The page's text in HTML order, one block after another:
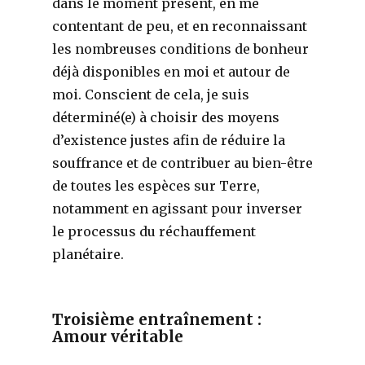
dans le moment présent, en me
contentant de peu, et en reconnaissant
les nombreuses conditions de bonheur
déjà disponibles en moi et autour de
moi. Conscient de cela, je suis
déterminé(e) à choisir des moyens
d’existence justes afin de réduire la
souffrance et de contribuer au bien-être
de toutes les espèces sur Terre,
notamment en agissant pour inverser
le processus du réchauffement
planétaire.
Troisième entraînement :
Amour véritable